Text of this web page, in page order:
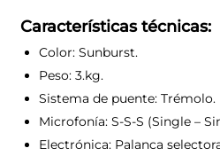
Características técnicas:
Color: Sunburst.
Peso: 3.kg.
Sistema de puente: Trémolo.
Microfonía: S-S-S (Single –
Electrónica: Palanca